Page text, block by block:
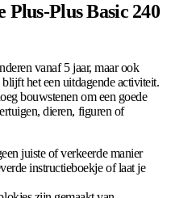
Plus Basic 240
vanaf 5 jaar, maar ook
het een uitdagende activiteit.
bouwstenen om een goede
dieren, figuren of
juiste of verkeerde manier
instructieboekje of laat je